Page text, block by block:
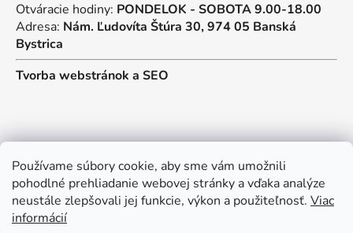
Používame súbory cookie, aby sme vám umožnili
pohodlné prehliadanie webovej stránky a vďaka analýze
neustále zlepšovali jej funkcie, výkon a použiteľnosť. Viac
informácií
Otváracie hodiny: PONDELOK - SOBOTA 9.00-18.00
Adresa: Nám. Ľudovíta Štúra 30, 974 05 Banská
Bystrica
Tvorba webstránok a SEO
Kontakt
predajna@myos.sk